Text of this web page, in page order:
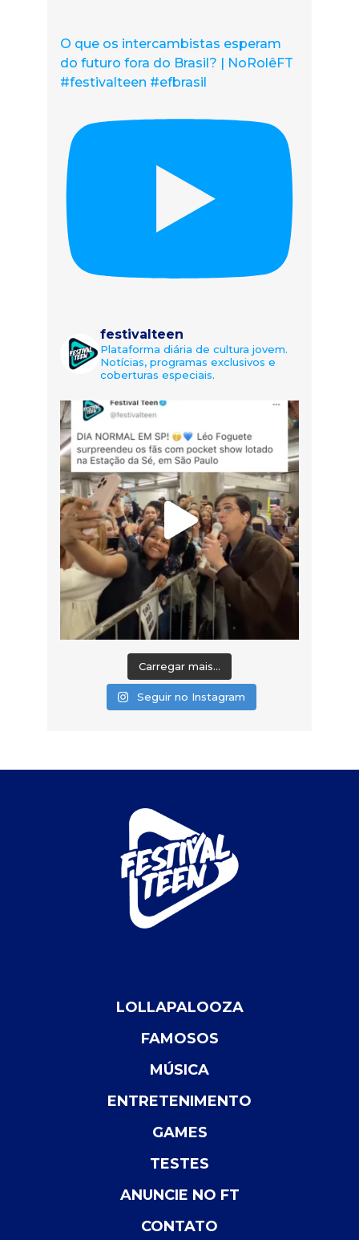
O que os intercambistas esperam
do futuro fora do Brasil? | NoRolêFT
#festivalteen #efbrasil
festivalteen
Plataforma diária de cultura jovem.
Notícias, programas exclusivos e
coberturas especiais.
Carregar mais...
Seguir no Instagram
LOLLAPALOOZA
FAMOSOS
MÚSICA
ENTRETENIMENTO
GAMES
TESTES
ANUNCIE NO FT
CONTATO